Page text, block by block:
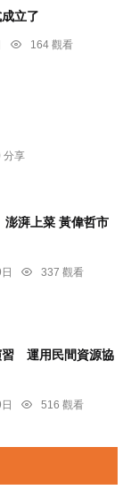
立了
164 觀看
分享
澎湃上菜 黃偉哲市
337 觀看
習 運用民間資源協
516 觀看